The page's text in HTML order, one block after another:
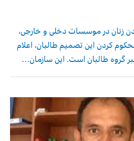
زنان در موسسات دخلی و خارجی،
کردن این تصمیم طالبان، اعلام
گروه طالبان است. این سازمان…